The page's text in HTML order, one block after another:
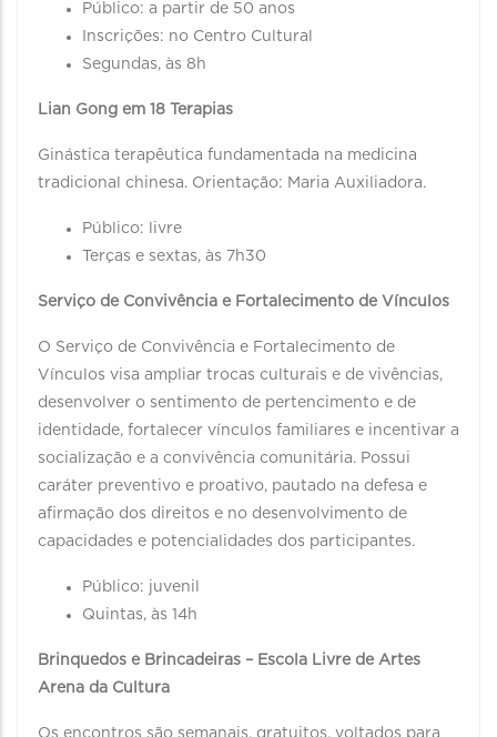
Público: a partir de 50 anos
Inscrições: no Centro Cultural
Segundas, às 8h
Lian Gong em 18 Terapias
Ginástica terapêutica fundamentada na medicina
tradicional chinesa. Orientação: Maria Auxiliadora.
Público: livre
Terças e sextas, às 7h30
Serviço de Convivência e Fortalecimento de Vínculos
O Serviço de Convivência e Fortalecimento de
Vínculos visa ampliar trocas culturais e de vivências,
desenvolver o sentimento de pertencimento e de
identidade, fortalecer vínculos familiares e incentivar a
socialização e a convivência comunitária. Possui
caráter preventivo e proativo, pautado na defesa e
afirmação dos direitos e no desenvolvimento de
capacidades e potencialidades dos participantes.
Público: juvenil
Quintas, às 14h
Brinquedos e Brincadeiras – Escola Livre de Artes
Arena da Cultura
Os encontros são semanais, gratuitos, voltados para